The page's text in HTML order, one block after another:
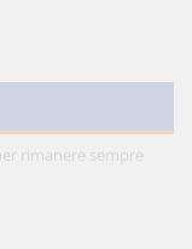
rimanere sempre